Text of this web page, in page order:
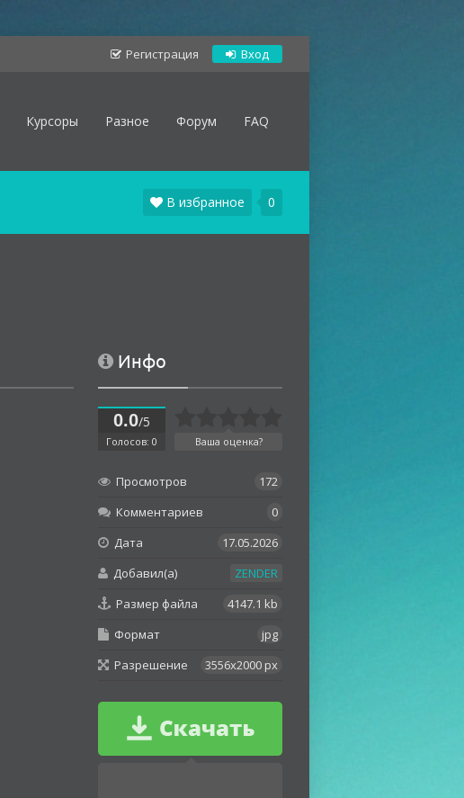
Регистрация Вход
Курсоры Разное Форум FAQ
0
В избранное
Инфо
0.0/5
Голосов: 0 Ваша оценка?
Просмотров
172
Комментариев
0
Дата
17.05.2026
Добавил(а)
ZENDER
Размер файла
4147.1 kb
Формат
jpg
Разрешение
3556x2000 px